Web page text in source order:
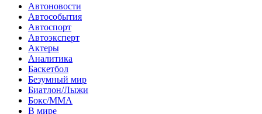
Автоновости
Автособытия
Автоспорт
Автоэксперт
Актеры
Аналитика
Баскетбол
Безумный мир
Биатлон/Лыжи
Бокс/MMA
В мире